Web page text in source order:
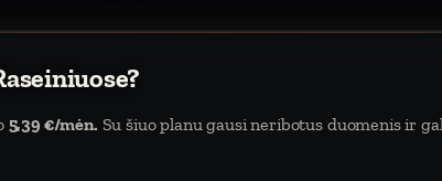
5,39 €/mėn. Su šiuo planu gausi neribotus duomenis ir